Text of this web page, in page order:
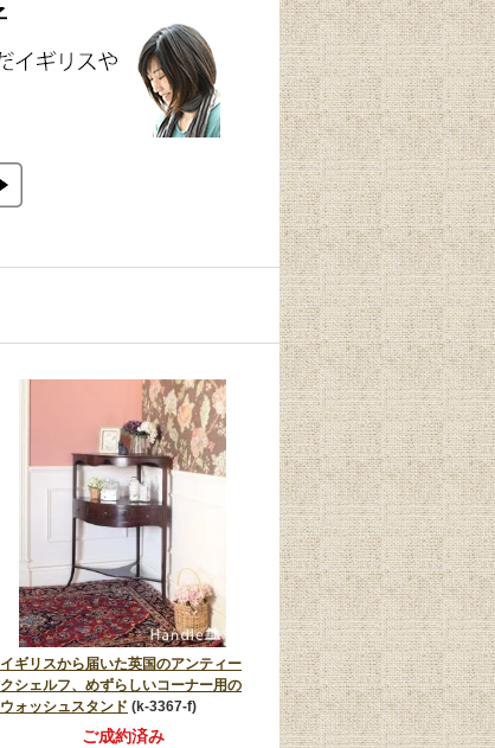
イギリスから届いた英国のアンティー
クシェルフ、めずらしいコーナー用の
ウォッシュスタンド (k-3367-f)
ご成約済み